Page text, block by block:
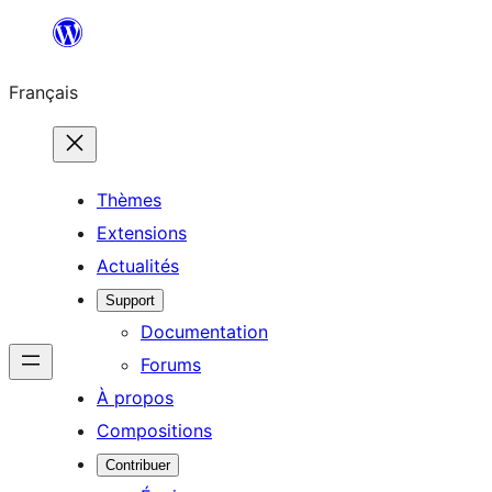
contenu
Français
Thèmes
Extensions
Actualités
Support
Documentation
Forums
À propos
Compositions
Contribuer